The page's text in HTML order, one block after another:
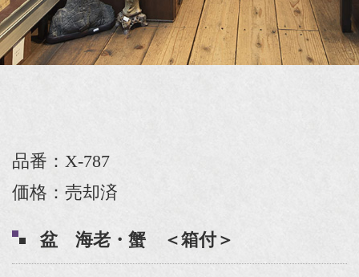
品番：X-787
価格：売却済
盆 海老・蟹 ＜箱付＞